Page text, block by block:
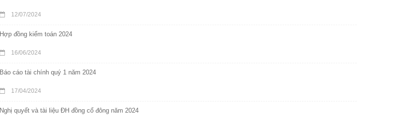
12/07/2024
Hợp đồng kiểm toán 2024
16/06/2024
Báo cáo tài chính quý 1 năm 2024
17/04/2024
Nghị quyết và tài liệu ĐH đồng cổ đông năm 2024